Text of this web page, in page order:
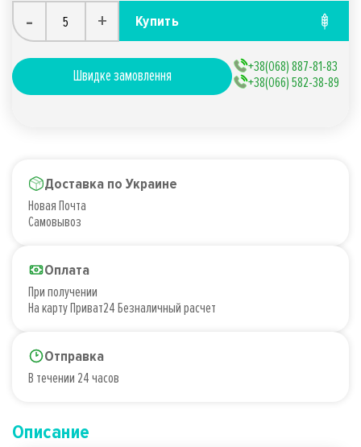
- + Купить
Швидке замовлення
+38(068) 887-81-83
+38(066) 582-38-89
Доставка по Украине
Новая Почта
Самовывоз
Оплата
При получении
На карту Приват24 Безналичный расчет
Отправка
В течении 24 часов
Описание